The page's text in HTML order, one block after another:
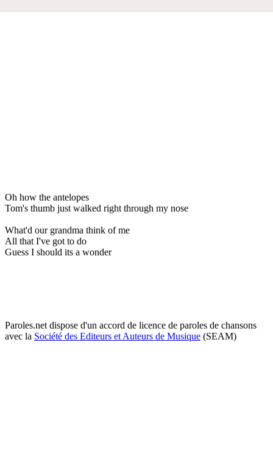
Oh how the antelopes
Tom's thumb just walked right through my nose
What'd our grandma think of me
All that I've got to do
Guess I should its a wonder
Paroles.net dispose d'un accord de licence de paroles de chansons
avec la Société des Editeurs et Auteurs de Musique (SEAM)